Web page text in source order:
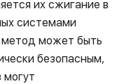
их сжигание в
системами
метод может быть
безопасным,
могут